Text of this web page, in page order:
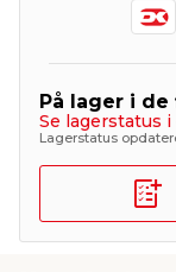
På lager i
Se lagerstatus
Lagerstatus